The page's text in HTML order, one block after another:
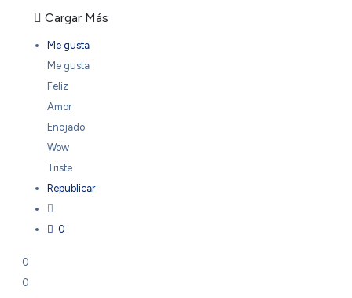
Cargar Más
Me gusta
Me gusta
Feliz
Amor
Enojado
Wow
Triste
Republicar
0
0
0